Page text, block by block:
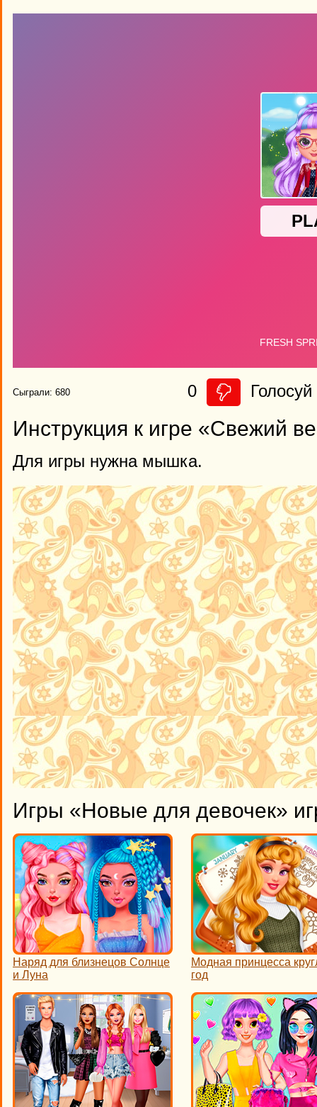
Сыграли: 680 0 Голосуй
Инструкция к игре «Свежий
Для игры нужна мышка.
Игры «Новые для девочек»
Наряд для близнецов Солнце
и Луна
Модная принцесса
год